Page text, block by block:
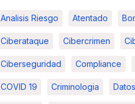
Analisis Riesgo Atentado
Ciberataque Cibercrimen
Ciberseguridad Compliance
COVID 19 Criminologia Datos